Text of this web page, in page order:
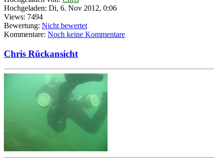
Hochgeladen: Di, 6. Nov 2012, 0:06
Views: 7494
Bewertung: Nicht bewertet
Kommentare: Noch keine Kommentare
Chris Rückansicht